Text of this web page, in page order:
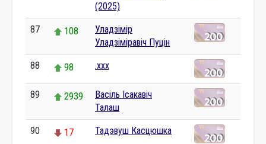
(2025)
87 108
Уладзімір
Уладзіміравіч Пуцін
88 98 .xxx
89 2939
Васіль Ісакавіч
Талаш
90 17 Тадэвуш Касцюшка